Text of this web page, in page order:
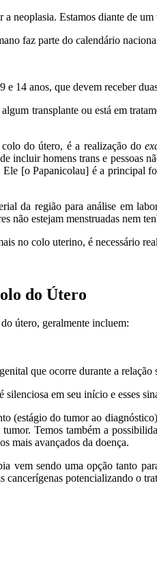
neoplasia. Estamos diante de
faz parte do calendário
e 14 anos, que devem receber
transplante ou está em
do útero, é a realização do
incluir homens trans e pessoas
Ele [o Papanicolau] é a principal
da região para análise em
não estejam menstruadas nem
no colo uterino, é necessário
do Útero
útero, geralmente incluem:
que ocorre durante a relação
silenciosa em seu início e esses
(estágio do tumor ao
Temos também a
mais avançados da doença.
vem sendo uma opção tanto
cancerígenas potencializando o